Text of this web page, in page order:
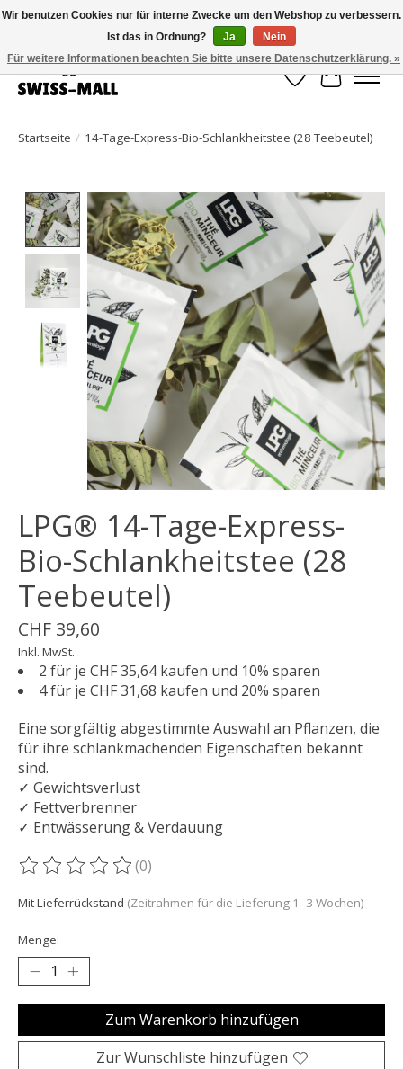
Kostenloser Versand ab CHF 250 – pünktlich und zuverlässig geliefert
Wunschzettel
Ihr
Startseite / 14-Tage-Express-Bio-Schlankheitstee (28 Teebeutel)
Product image slideshow Items
LPG® 14-Tage-Express-
Bio-Schlankheitstee (28
Teebeutel)
CHF 39,60
Inkl. MwSt.
2 für je CHF 35,64 kaufen und 10% sparen
4 für je CHF 31,68 kaufen und 20% sparen
Eine sorgfältig abgestimmte Auswahl an Pflanzen, die
für ihre schlankmachenden Eigenschaften bekannt
sind.
✓ Gewichtsverlust
✓ Fettverbrenner
✓ Entwässerung & Verdauung
Die Bewertung dieses Produkts ist
(0)
Mit Lieferrückstand (Zeitrahmen für die Lieferung:1–3 Wochen)
Menge:
Zum Warenkorb hinzufügen
Zur Wunschliste hinzufügen
Wir benutzen Cookies nur für interne Zwecke um den Webshop zu verbessern.
Ist das in Ordnung?
Ja
Nein
Für weitere Informationen beachten Sie bitte unsere Datenschutzerklärung. »